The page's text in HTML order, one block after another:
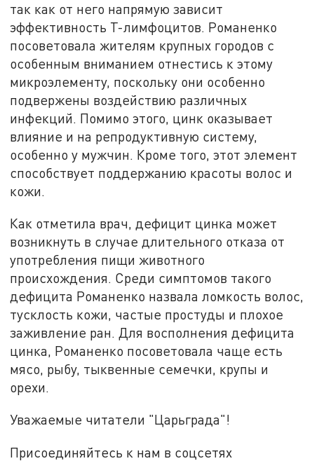
так как от него напрямую зависит
эффективность Т-лимфоцитов. Романенко
посоветовала жителям крупных городов с
особенным вниманием отнестись к этому
микроэлементу, поскольку они особенно
подвержены воздействию различных
инфекций. Помимо этого, цинк оказывает
влияние и на репродуктивную систему,
особенно у мужчин. Кроме того, этот элемент
способствует поддержанию красоты волос и
кожи.
Как отметила врач, дефицит цинка может
возникнуть в случае длительного отказа от
употребления пищи животного
происхождения. Среди симптомов такого
дефицита Романенко назвала ломкость волос,
тусклость кожи, частые простуды и плохое
заживление ран. Для восполнения дефицита
цинка, Романенко посоветовала чаще есть
мясо, рыбу, тыквенные семечки, крупы и
орехи.
Уважаемые читатели "Царьграда"!
Присоединяйтесь к нам в соцсетях